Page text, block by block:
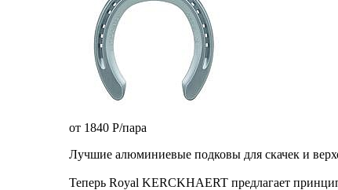
от 1840 P/пара
Лучшие алюминиевые подковы для скачек и
Теперь Royal KERCKHAERT предлагает